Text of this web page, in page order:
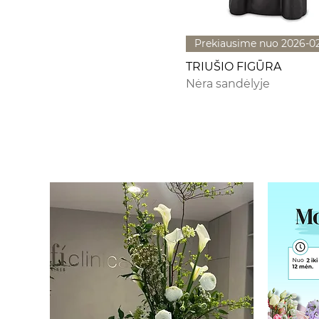
Prekiausime nuo 2026-
TRIUŠIO FIGŪRA
Nėra sandėlyje